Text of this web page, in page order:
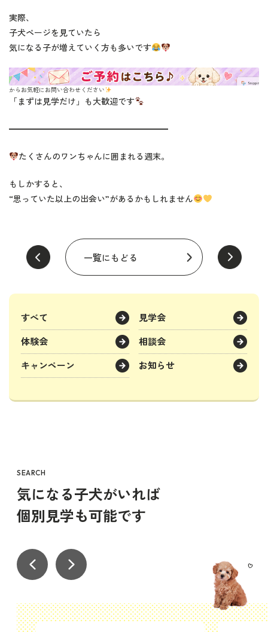
すべて
見学会
体験会
相談会
キャンペーン
お知らせ
実際、
子犬ページを見ていたら
気になる子が増えていく方も多いです
からお気軽にお問い合わせください
「まずは見学だけ」も大歓迎です
━━━━━━━━━━━━━━━━━━━
たくさんのワンちゃんに囲まれる週末。
もしかすると、
“思っていた以上の出会い”があるかもしれません
一覧にもどる
SEARCH
気になる子犬がいれば
個別見学も可能です